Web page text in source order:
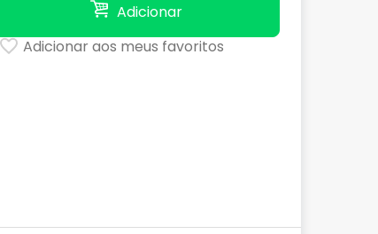
Adicionar
Adicionar aos meus favoritos